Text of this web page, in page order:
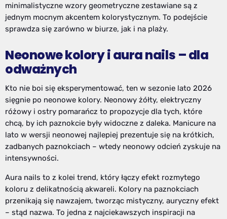
minimalistyczne wzory geometryczne zestawiane są z
jednym mocnym akcentem kolorystycznym. To podejście
sprawdza się zarówno w biurze, jak i na plaży.
Neonowe kolory i aura nails – dla
odważnych
Kto nie boi się eksperymentować, ten w sezonie lato 2026
sięgnie po neonowe kolory. Neonowy żółty, elektryczny
różowy i ostry pomarańcz to propozycje dla tych, które
chcą, by ich paznokcie były widoczne z daleka. Manicure na
lato w wersji neonowej najlepiej prezentuje się na krótkich,
zadbanych paznokciach – wtedy neonowy odcień zyskuje na
intensywności.
Aura nails to z kolei trend, który łączy efekt rozmytego
koloru z delikatnością akwareli. Kolory na paznokciach
przenikają się nawzajem, tworząc mistyczny, auryczny efekt
– stąd nazwa. To jedna z najciekawszych inspiracji na